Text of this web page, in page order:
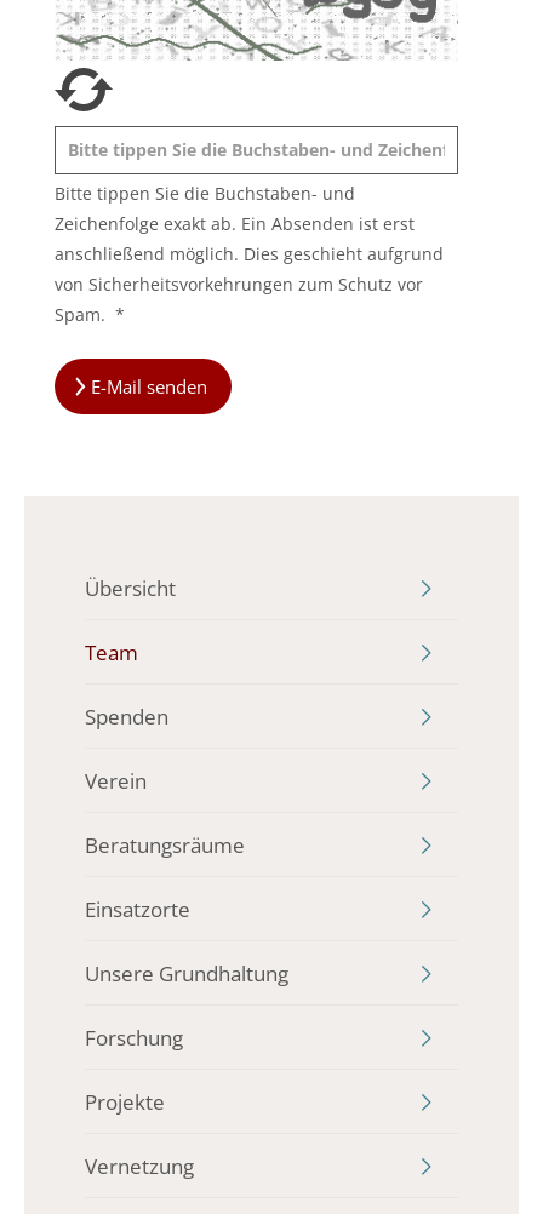
Bitte tippen Sie die Buchstaben- und
Zeichenfolge exakt ab. Ein Absenden ist erst
anschließend möglich. Dies geschieht aufgrund
von Sicherheitsvorkehrungen zum Schutz vor
Spam. *
E-Mail senden
Übersicht
Team
Spenden
Verein
Beratungsräume
Einsatzorte
Unsere Grundhaltung
Forschung
Projekte
Vernetzung